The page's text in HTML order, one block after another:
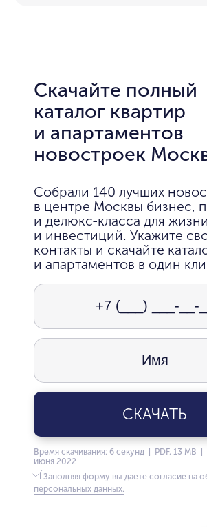
Скачайте полный
каталог квартир
и апартаментов
новостроек
Собрали 140 лучших
в центре Москвы бизнес,
и делюкс-класса для жизни
и инвестиций. Укажите
контакты и скачайте
и апартаментов в один
СКАЧАТЬ
Время скачивания: 6 секунд | PDF, 13 MB
июня 2022
Заполняя форму вы даете согласие на
персональных данных.